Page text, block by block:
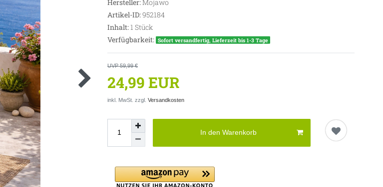
Hersteller:Mojawo
Artikel-ID:952184
Inhalt:1 Stück
Verfügbarkeit: Sofort versandfertig, Lieferzeit bis 1-3 Tage
UVP 59,99 €
24,99 EUR
inkl. MwSt. zzgl. Versandkosten
In den Warenkorb